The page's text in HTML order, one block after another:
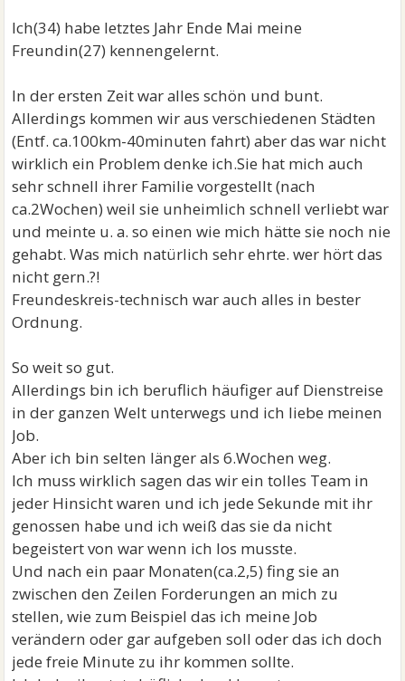
Ich(34) habe letztes Jahr Ende Mai meine
Freundin(27) kennengelernt.
In der ersten Zeit war alles schön und bunt.
Allerdings kommen wir aus verschiedenen Städten
(Entf. ca.100km-40minuten fahrt) aber das war nicht
wirklich ein Problem denke ich.Sie hat mich auch
sehr schnell ihrer Familie vorgestellt (nach
ca.2Wochen) weil sie unheimlich schnell verliebt war
und meinte u. a. so einen wie mich hätte sie noch nie
gehabt. Was mich natürlich sehr ehrte. wer hört das
nicht gern.?!
Freundeskreis-technisch war auch alles in bester
Ordnung.
So weit so gut.
Allerdings bin ich beruflich häufiger auf Dienstreise
in der ganzen Welt unterwegs und ich liebe meinen
Job.
Aber ich bin selten länger als 6.Wochen weg.
Ich muss wirklich sagen das wir ein tolles Team in
jeder Hinsicht waren und ich jede Sekunde mit ihr
genossen habe und ich weiß das sie da nicht
begeistert von war wenn ich los musste.
Und nach ein paar Monaten(ca.2,5) fing sie an
zwischen den Zeilen Forderungen an mich zu
stellen, wie zum Beispiel das ich meine Job
verändern oder gar aufgeben soll oder das ich doch
jede freie Minute zu ihr kommen sollte.